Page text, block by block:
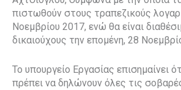
πιστωθούν στους τραπεζικούς
Νοεμβρίου 2017, ενώ θα είναι
δικαιούχους την επομένη, 28
Το υπουργείο Εργασίας επισημαίνει
πρέπει να δηλώνουν όλες τις